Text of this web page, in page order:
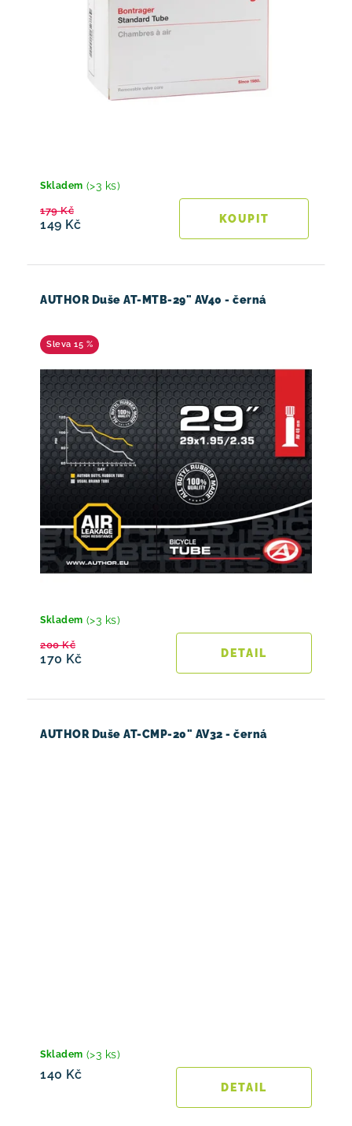
Skladem (>3 ks)
149 Kč
179 Kč
AUTHOR Duše AT-MTB-29" AV40 - černá
15 %
Skladem (>3 ks)
170 Kč
200 Kč
AUTHOR Duše AT-CMP-20" AV32 - černá
Skladem (>3 ks)
140 Kč